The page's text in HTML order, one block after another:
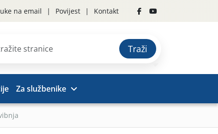
na email Povijest Kontakt
Traži
Za službenike